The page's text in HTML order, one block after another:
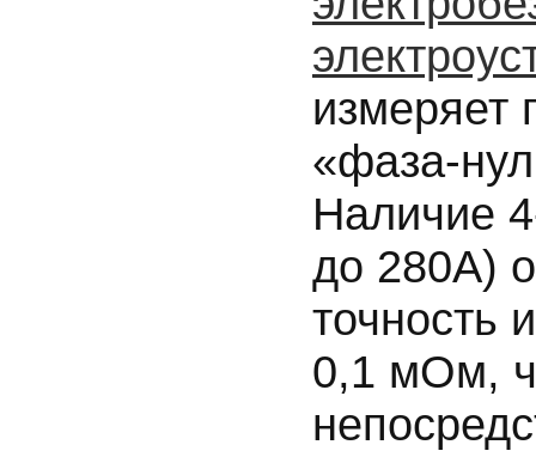
измеряет
«фаза-
Наличие
до 280А)
точность
0,1 мОм,